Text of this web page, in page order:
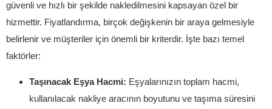
güvenli ve hızlı bir şekilde nakledilmesini kapsayan özel bir
hizmettir. Fiyatlandırma, birçok değişkenin bir araya gelmesiyle
belirlenir ve müşteriler için önemli bir kriterdir. İşte bazı temel
faktörler:
Taşınacak Eşya Hacmi: Eşyalarınızın toplam hacmi,
kullanılacak nakliye aracının boyutunu ve taşıma süresini